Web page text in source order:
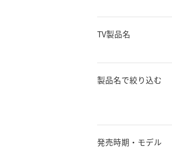
TV製品名
製品名で絞り込む
発売時期・モデル